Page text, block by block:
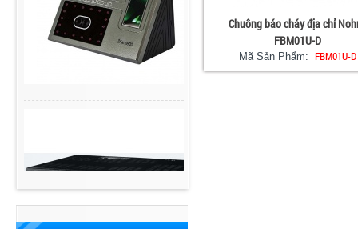
Chuông báo cháy địa chỉ
FBM01U-D
Mã Sản Phẩm: FBM01U-D